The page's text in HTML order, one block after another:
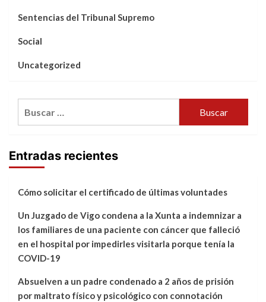
Sentencias del Tribunal Supremo
Social
Uncategorized
Entradas recientes
Cómo solicitar el certificado de últimas voluntades
Un Juzgado de Vigo condena a la Xunta a indemnizar a
los familiares de una paciente con cáncer que falleció
en el hospital por impedirles visitarla porque tenía la
COVID-19
Absuelven a un padre condenado a 2 años de prisión
por maltrato físico y psicológico con connotación